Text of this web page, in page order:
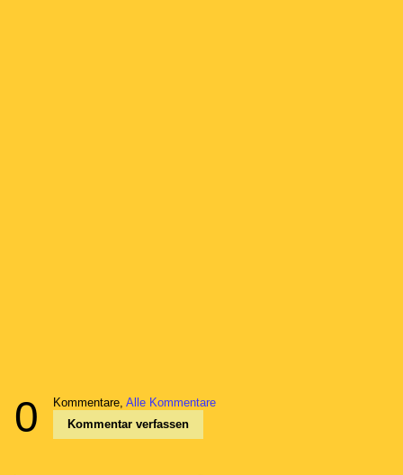
0 Kommentare, Alle Kommentare
Kommentar verfassen